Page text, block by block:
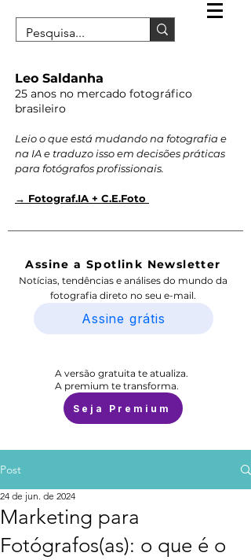
Leo Saldanha
25 anos no mercado fotográfico
brasileiro
Leio o que está mudando na fotografia e
na IA e traduzo isso em decisões práticas
para fotógrafos profissionais.
→ Fotograf.IA + C.E.Foto
Assine a Spotlink Newsletter
Notícias, tendências e análises do mundo da
fotografia direto no seu e-mail.
Assine grátis
A versão gratuita te atualiza.
A premium te transforma.
Seja Premium
Post
Marketing para
Fotógrafos(as): o que é o
24 de jun. de 2024